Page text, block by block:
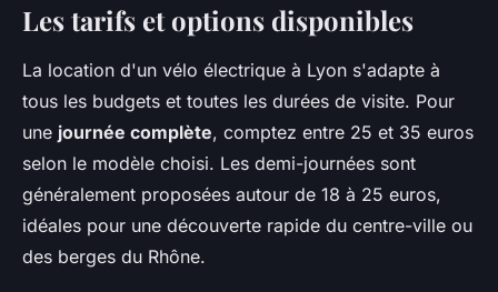
Les tarifs et options disponibles
La location d'un vélo électrique à Lyon s'adapte à
tous les budgets et toutes les durées de visite. Pour
une journée complète, comptez entre 25 et 35 euros
selon le modèle choisi. Les demi-journées sont
généralement proposées autour de 18 à 25 euros,
idéales pour une découverte rapide du centre-ville ou
des berges du Rhône.